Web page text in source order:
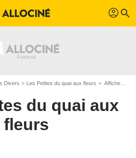
profil search
Divers Les Petites du quai aux fleurs Affiche du film Les Petites du quai aux fleurs - Photo 1
du quai aux
fleurs